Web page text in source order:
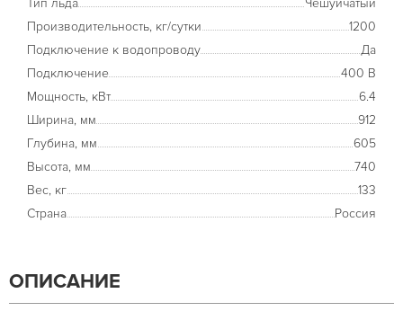
Тип льда
Чешуйчатый
Производительность, кг/сутки
1200
Подключение к водопроводу
Да
Подключение
400 В
Мощность, кВт
6.4
Ширина, мм
912
Глубина, мм
605
Высота, мм
740
Вес, кг
133
Страна
Россия
ОПИСАНИЕ